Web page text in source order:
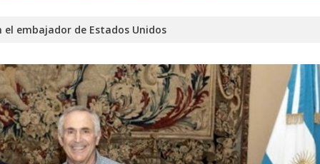
el embajador de Estados Unidos